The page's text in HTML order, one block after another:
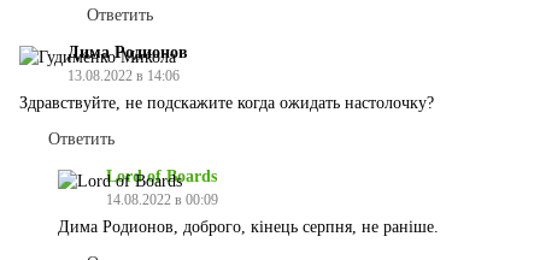
Ответить
Дима Родионов
13.08.2022 в 14:06
Здравствуйте, не подскажите когда ожидать настолочку?
Ответить
Lord of Boards
14.08.2022 в 00:09
Дима Родионов, доброго, кінець серпня, не раніше.